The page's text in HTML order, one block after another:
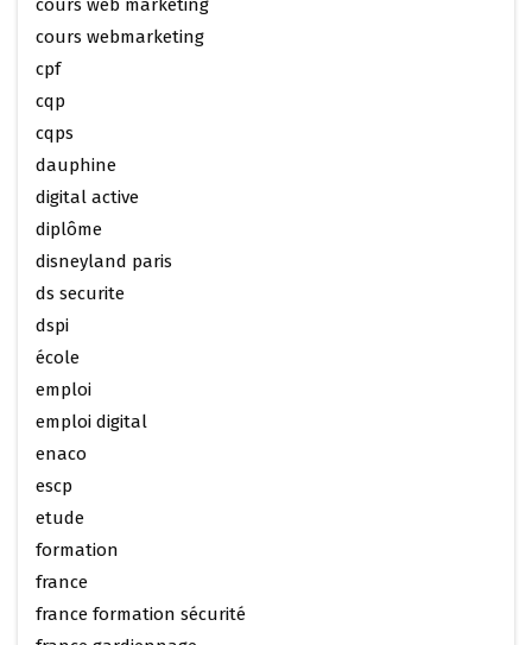
cours web marketing
cours webmarketing
cpf
cqp
cqps
dauphine
digital active
diplôme
disneyland paris
ds securite
dspi
école
emploi
emploi digital
enaco
escp
etude
formation
france
france formation sécurité